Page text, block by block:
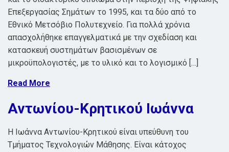
Επεξεργασίας Σημάτων το 1995, και τα δύο από το
Εθνικό Μετσόβιο Πολυτεχνείο. Για πολλά χρόνια
απασχολήθηκε επαγγελματικά με την σχεδίαση και
κατασκευή συστημάτων βασισμένων σε
μικροϋπολογιστές, με το υλικό και το λογισμικό […]
Read More
Αντωνίου-Κρητικού Ιωάννα
Η Ιωάννα Αντωνίου-Κρητικού είναι υπεύθυνη του
Tμήματος Τεχνολογιών Μάθησης. Είναι κάτοχος